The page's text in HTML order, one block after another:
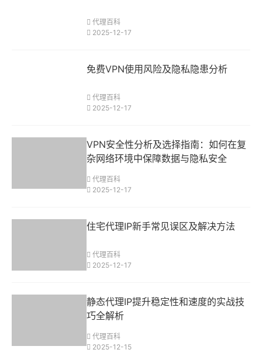
代理百科
2025-12-17
免费VPN使用风险及隐私隐患分析
代理百科
2025-12-17
VPN安全性分析及选择指南：如何在复
杂网络环境中保障数据与隐私安全
代理百科
2025-12-17
住宅代理IP新手常见误区及解决方法
代理百科
2025-12-17
静态代理IP提升稳定性和速度的实战技
巧全解析
代理百科
2025-12-15